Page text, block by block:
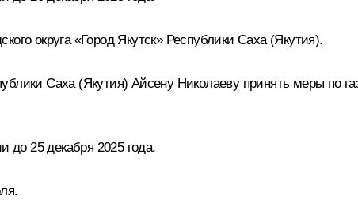
округа «Город Якутск» Республики Саха (Якутия).
Саха (Якутия) Айсену Николаеву принять меры
25 декабря 2025 года.